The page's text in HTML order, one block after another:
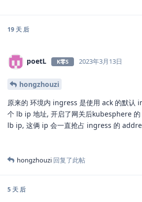
19 天 后
poetL K零S 2023年3月13日
hongzhouzi
原来的 环境内 ingress 是使用 ack 的默认
个 lb ip 地址, 开启了网关后kubesphere
lb ip, 这俩 ip 会一直抢占 ingress 的
hongzhouzi 回复了此帖
5 天 后